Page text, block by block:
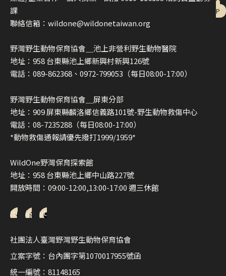
課
聯絡信箱：wildone@wildonetaiwan.org
野灣野生動物保育協會＿池上非營利野生動物醫院
地址：958 台東縣池上鄉新興村新興126號
電話：089-862368、0972-799053（每日08:00-17:00）
野灣野生動物保育協會＿屏東分部
地址：909 屏東縣麟洛鄉信義路101號-野生動物救傷中心
電話：08-7235288（每日08:00-17:00）
*動物救傷通報請優先撥打1999/1959*
WildOne野灣保育探索館
地址：958 台東縣池上鄉中山路227號
開放時間：09:00-12:00,13:00-17:00 週三休館
P
fb ig yt
社團法人臺灣野灣野生動物保育協會
立案字號：台內團字第1070017955號函
統一編號：81148165